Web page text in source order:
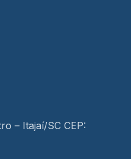
– Itajaí/SC CEP: